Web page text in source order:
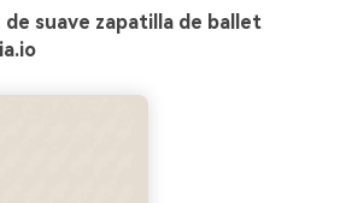
de suave zapatilla de ballet